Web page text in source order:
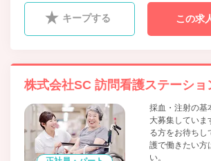
キープする この求
株式会社SC 訪問看護ステーショ
採血・注射の基
大募集していま
る方をお待ちし
護で働きたい方
い。